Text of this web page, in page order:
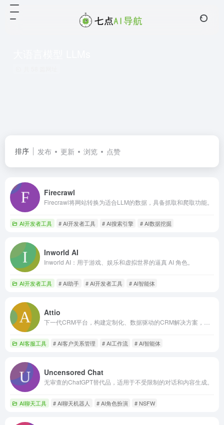
排序 发布 更新 浏览 点赞
Firecrawl
Firecrawl将网站转换为适合LLM的数据，具备抓取和爬取功能。
AI开发者工具 # AI开发者工具 # AI搜索引擎 # AI数据挖掘
Inworld AI
Inworld AI：用于游戏、娱乐和虚拟世界的逼真 AI 角色。
AI开发者工具 # AI助手 # AI开发者工具 # AI智能体
Attio
AI客服工具 # AI客户关系管理 # AI工作流 # AI智能体
Uncensored Chat
无审查的ChatGPT替代品，适用于不受限制的对话和内容生成。
AI聊天工具 # AI聊天机器人 # AI角色扮演 # NSFW